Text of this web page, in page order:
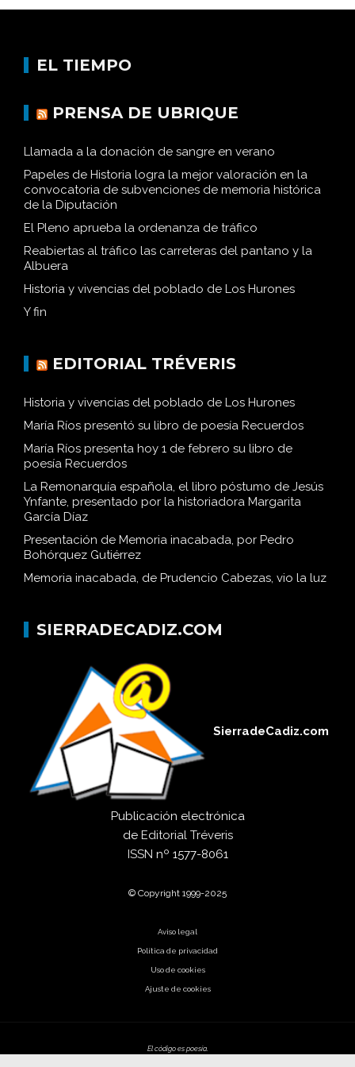
EL TIEMPO
PRENSA DE UBRIQUE
Llamada a la donación de sangre en verano
Papeles de Historia logra la mejor valoración en la
convocatoria de subvenciones de memoria histórica
de la Diputación
El Pleno aprueba la ordenanza de tráfico
Reabiertas al tráfico las carreteras del pantano y la
Albuera
Historia y vivencias del poblado de Los Hurones
Y fin
EDITORIAL TRÉVERIS
Historia y vivencias del poblado de Los Hurones
María Ríos presentó su libro de poesía Recuerdos
María Ríos presenta hoy 1 de febrero su libro de
poesía Recuerdos
La Remonarquía española, el libro póstumo de Jesús
Ynfante, presentado por la historiadora Margarita
García Díaz
Presentación de Memoria inacabada, por Pedro
Bohórquez Gutiérrez
Memoria inacabada, de Prudencio Cabezas, vio la luz
SIERRADECADIZ.COM
SierradeCadiz.com
Publicación electrónica
de Editorial Tréveris
ISSN nº 1577-8061
© Copyright 1999-2025
Aviso legal
Política de privacidad
Uso de cookies
Ajuste de cookies
El código es poesía.